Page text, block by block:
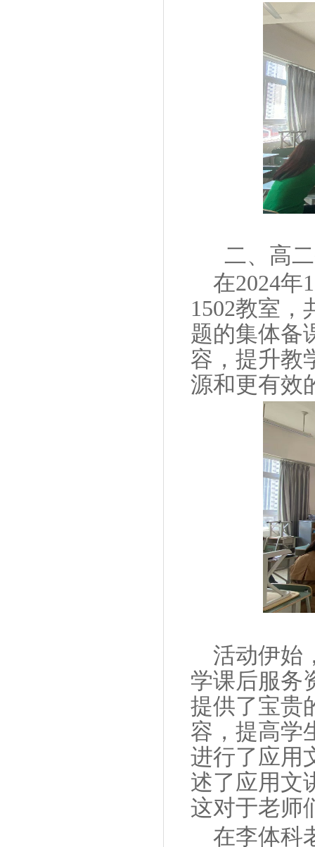
二、高
在2024年
1502教室，
题的集体备
容，提升教
源和更有效
活动伊始
学课后服务
提供了宝贵
容，提高学
进行了应用
述了应用文
这对于老师
在李体科